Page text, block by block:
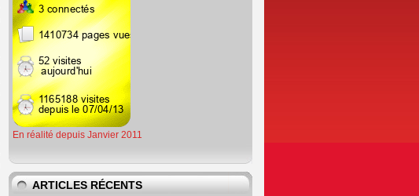
En réalité depuis Janvier 2011
ARTICLES RÉCENTS